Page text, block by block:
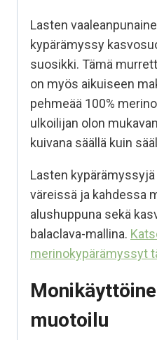
Lasten
kypärämyssy
suosikki. Tämä
on myös aikuiseen
pehmeää 100%
ulkoilijan olon
kuivana säällä kuin
Lasten
väreissä ja kahdessa
alushuppuna sekä
balaclava-mallina.
merinokypärämyssyt
muotoilu